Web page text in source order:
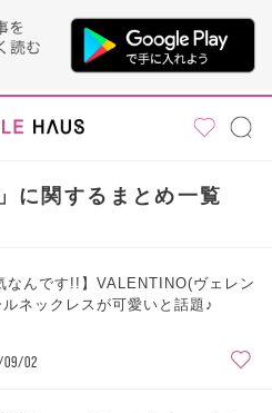
に関するまとめ一覧
なんです!!】VALENTINO(ヴェレン
ネックレスが可愛いと話題♪
09/02